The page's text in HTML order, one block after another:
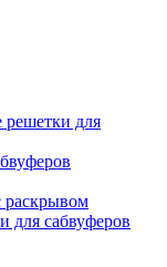
решетки для
раскрывом
для сабвуферов